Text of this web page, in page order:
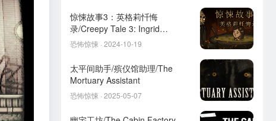
惊悚故事3：英格莉忏悔
录/Creepy Tale 3: Ingrid
Penance
恐怖惊悚 · 2024-10-19
太平间助手/殡仪馆助理/The
Mortuary Assistant
恐怖惊悚 · 2025-05-07